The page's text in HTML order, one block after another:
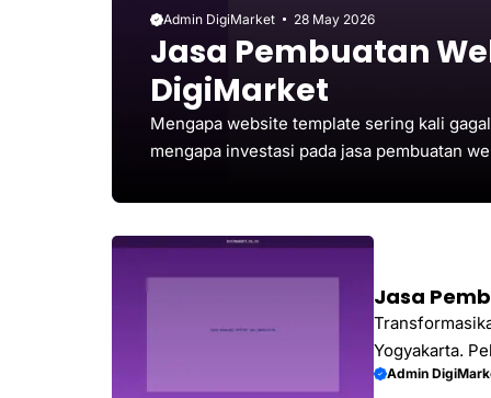
Admin DigiMarket 28 May 2026
Jasa Pembuatan
DigiMarket
Mengapa website template sering kali
mengapa investasi pada jasa pembuatan
Jasa
Yogyakarta.
online dan
Admin